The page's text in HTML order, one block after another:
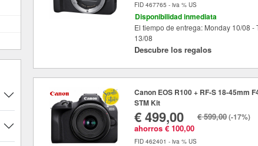
FID 467765 - iva % US
Disponibilidad inmediata
El tiempo de entrega: Monday 10/08 -
13/08
Descubre los regalos
Canon EOS R100 + RF-S 18-45mm
STM Kit
€ 499,00
ahorros € 100,00
€ 599,00(-17%)
FID 462401 - iva % US